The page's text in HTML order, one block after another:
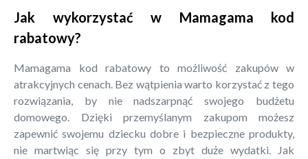
Jak wykorzystać w Mamagama kod
rabatowy?
Mamagama kod rabatowy to możliwość zakupów w
atrakcyjnych cenach. Bez wątpienia warto korzystać z tego
rozwiązania, by nie nadszarpnąć swojego budżetu
domowego. Dzięki przemyślanym zakupom możesz
zapewnić swojemu dziecku dobre i bezpieczne produkty,
nie martwiąc się przy tym o zbyt duże wydatki. Jak